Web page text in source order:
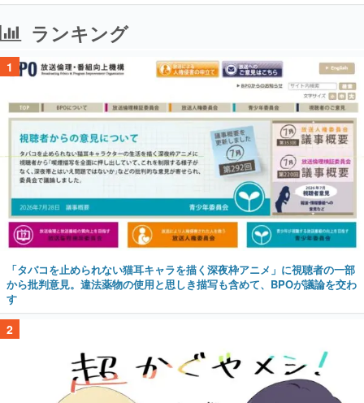
ランキング
1
「タバコを止められない猫耳キャラを描く深夜枠アニメ」に視聴者の一部
から批判意見。違法薬物の使用と思しき描写も含めて、BPOが議論を交わ
す
2